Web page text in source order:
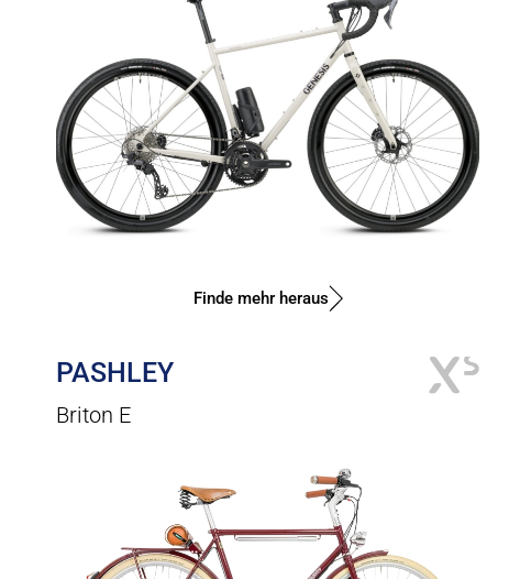
Finde mehr heraus
PASHLEY
Briton E